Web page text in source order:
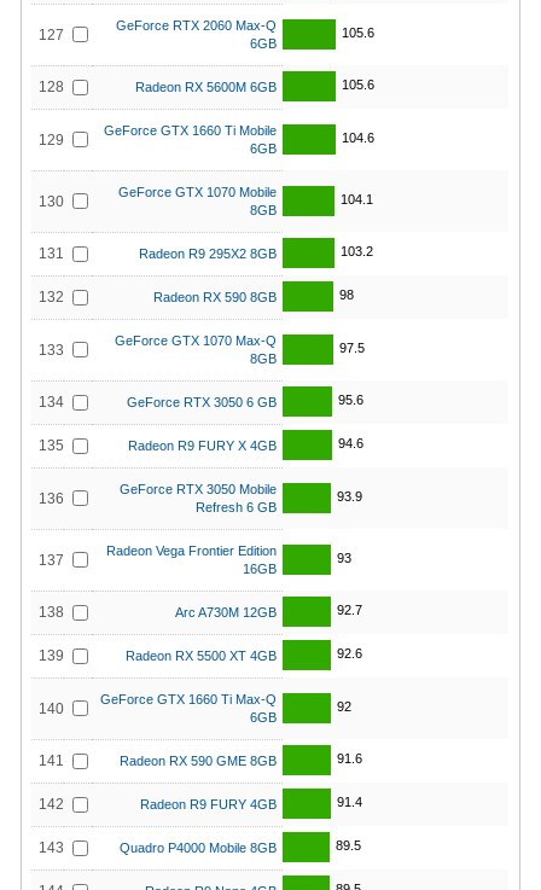
127
GeForce RTX 2060 Max-Q
6GB
105.6
128 Radeon RX 5600M 6GB 105.6
129
GeForce GTX 1660 Ti Mobile
6GB
104.6
130
GeForce GTX 1070 Mobile
8GB
104.1
131 Radeon R9 295X2 8GB 103.2
132 Radeon RX 590 8GB 98
133
GeForce GTX 1070 Max-Q
8GB
97.5
134 GeForce RTX 3050 6 GB 95.6
135 Radeon R9 FURY X 4GB 94.6
136
GeForce RTX 3050 Mobile
Refresh 6 GB
93.9
137
Radeon Vega Frontier Edition
16GB
93
138 Arc A730M 12GB 92.7
139 Radeon RX 5500 XT 4GB 92.6
140
GeForce GTX 1660 Ti Max-Q
6GB
92
141 Radeon RX 590 GME 8GB 91.6
142 Radeon R9 FURY 4GB 91.4
143 Quadro P4000 Mobile 8GB 89.5